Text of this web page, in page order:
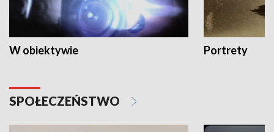
W obiektywie Portrety
SPOŁECZEŃSTWO